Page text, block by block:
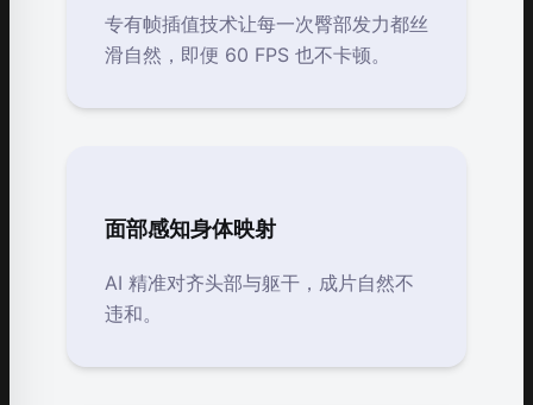
专有帧插值技术让每一次臀部发力都丝
滑自然，即便 60 FPS 也不卡顿。
面部感知身体映射
AI 精准对齐头部与躯干，成片自然不
违和。